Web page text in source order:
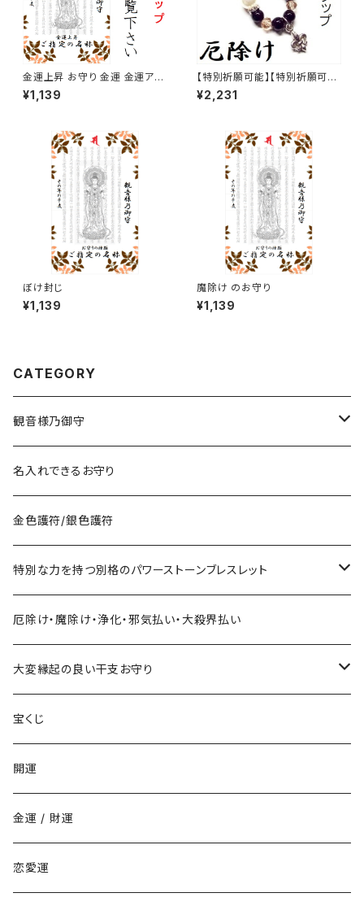
金運上昇 お守り 金運 金運アッ
プ
¥1,139
【特別祈願可能】【特別祈願可
能】金運上昇&厄除け・シェルパ
ール オニキス 百合の紋章 チャ
¥2,231
ぼけ封じ
¥1,139
魔除け のお守り
¥1,139
CATEGORY
観音様乃御守
宝くじに御利益ある組合せ
サマージャンボ宝くじに当たりたい時の組合せ
バレンタインジャンボ宝くじに当たりたい時の組合せ
お金に御利益ある組合せ
給料を増やしたい
お金持ちと出会いたい
恋愛・縁結びで御利益ある組合せ
お金持ち恋愛したい
お金持ちと結婚したい(玉の輿・逆玉の輿)
対人で御利益ある組合せ
学校でいじめられたくない
職場でいじめられたくない
出世して仕事も充実し給料を上げたい時の組み合わせ
名入れできるお守り
金色護符/銀色護符
特別な力を持つ別格のパワーストーンブレスレット
ネックレス
ストラップ
厄除け・魔除け・浄化・邪気払い・大殺界払い
大変縁起の良い干支お守り
子年
丑年
寅年
卯年
宝くじ
開運
金運 / 財運
恋愛運